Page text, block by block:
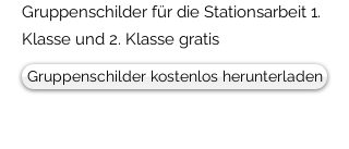
Gruppenschilder für die Stationsarbeit 1.
Klasse und 2. Klasse gratis
Gruppenschilder kostenlos herunterladen